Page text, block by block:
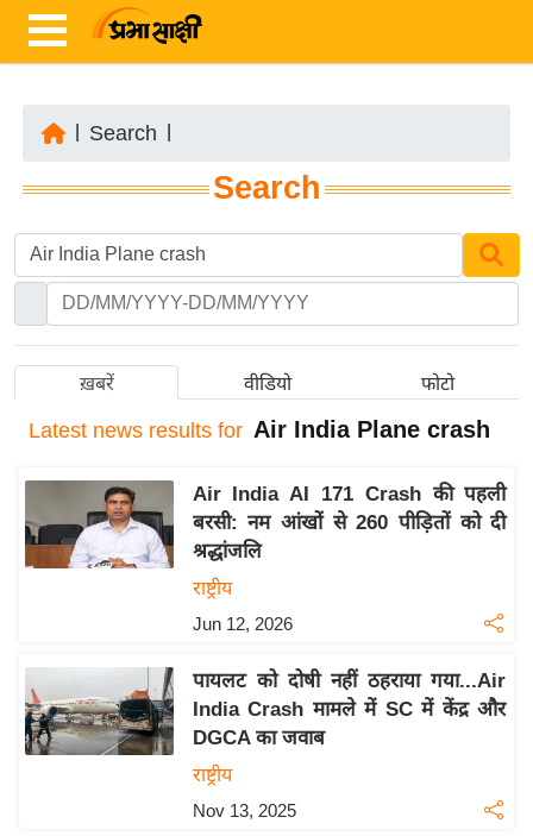
ज़ा
ख
र
ष्ट्री
अं
ष्ट्री
य
स
उ
द्यो
Search
Search
ख़बरें वीडियो फोटो
Latest news results for Air India Plane crash
Air India AI 171 Crash की पहली
बरसी: नम आंखों से 260 पीड़ितों को दी
श्रद्धांजलि
राष्ट्रीय
Jun 12, 2026
पायलट को दोषी नहीं ठहराया गया...Air
India Crash मामले में SC में केंद्र और
DGCA का जवाब
राष्ट्रीय
Nov 13, 2025